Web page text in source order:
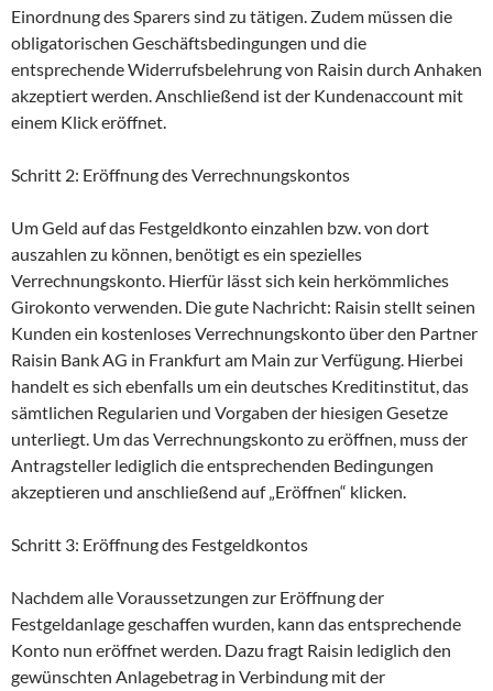
Einordnung des Sparers sind zu tätigen. Zudem müssen die
obligatorischen Geschäftsbedingungen und die
entsprechende Widerrufsbelehrung von Raisin durch Anhaken
akzeptiert werden. Anschließend ist der Kundenaccount mit
einem Klick eröffnet.
Schritt 2: Eröffnung des Verrechnungskontos
Um Geld auf das Festgeldkonto einzahlen bzw. von dort
auszahlen zu können, benötigt es ein spezielles
Verrechnungskonto. Hierfür lässt sich kein herkömmliches
Girokonto verwenden. Die gute Nachricht: Raisin stellt seinen
Kunden ein kostenloses Verrechnungskonto über den Partner
Raisin Bank AG in Frankfurt am Main zur Verfügung. Hierbei
handelt es sich ebenfalls um ein deutsches Kreditinstitut, das
sämtlichen Regularien und Vorgaben der hiesigen Gesetze
unterliegt. Um das Verrechnungskonto zu eröffnen, muss der
Antragsteller lediglich die entsprechenden Bedingungen
akzeptieren und anschließend auf „Eröffnen“ klicken.
Schritt 3: Eröffnung des Festgeldkontos
Nachdem alle Voraussetzungen zur Eröffnung der
Festgeldanlage geschaffen wurden, kann das entsprechende
Konto nun eröffnet werden. Dazu fragt Raisin lediglich den
gewünschten Anlagebetrag in Verbindung mit der